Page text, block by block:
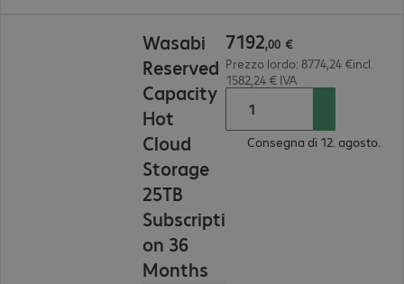
Wasabi
Reserved
Capacity
Hot
Cloud
Storage
25TB
Subscripti
on 36
Months
7192,00 €
Prezzo lordo: 8774,24 €incl.
1582,24 € IVA
Consegna di 12. agosto.